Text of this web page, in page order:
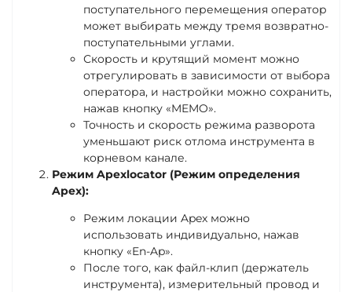
поступательного перемещения оператор
может выбирать между тремя возвратно-
поступательными углами.
Скорость и крутящий момент можно
отрегулировать в зависимости от выбора
оператора, и настройки можно сохранить,
нажав кнопку «MEMO».
Точность и скорость режима разворота
уменьшают риск отлома инструмента в
корневом канале.
Режим Apexlocator (Режим определения
Apex):
Режим локации Apex можно
использовать индивидуально, нажав
кнопку «En-Ap».
После того, как файл-клип (держатель
инструмента), измерительный провод и